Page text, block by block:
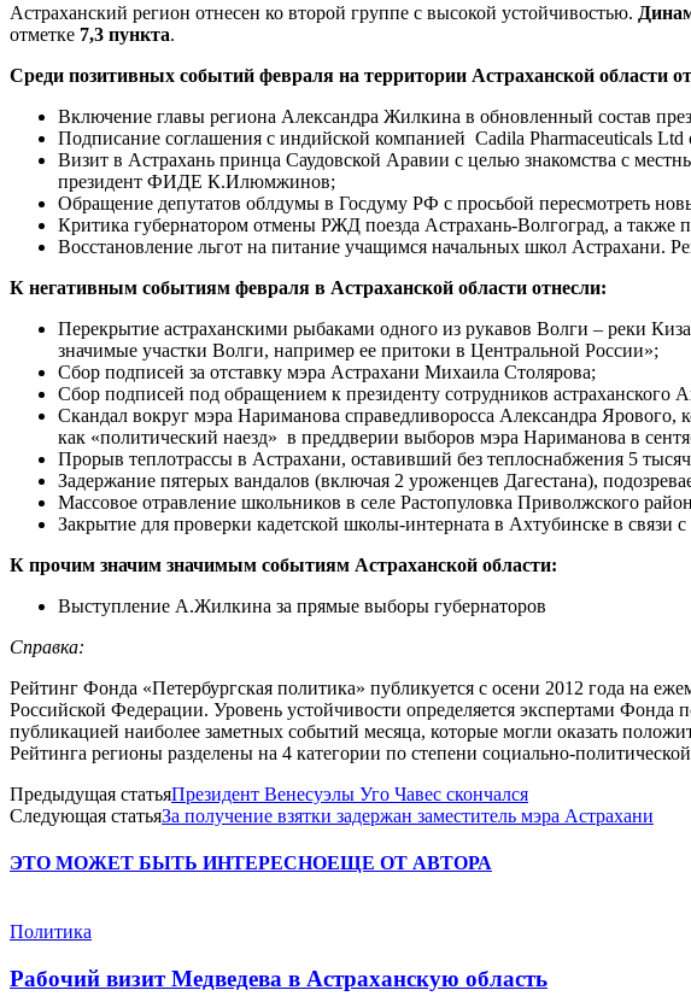
Астраханский регион отнесен ко второй группе с высокой устойчивостью.
отметке 7,3 пункта.
Среди позитивных событий февраля на территории Астраханской области
Включение главы региона Александра Жилкина в обновленный состав
Подписание соглашения с индийской компанией Cadila Pharmaceuticals Ltd
Визит в Астрахань принца Саудовской Аравии с целью знакомства с
президент ФИДЕ К.Илюмжинов;
Обращение депутатов облдумы в Госдуму РФ с просьбой пересмотреть
Критика губернатором отмены РЖД поезда Астрахань-Волгоград, а
Восстановление льгот на питание учащимся начальных школ Астрахани.
К негативным событиям февраля в Астраханской области отнесли:
Перекрытие астраханскими рыбаками одного из рукавов Волги – реки
значимые участки Волги, например ее притоки в Центральной России»;
Сбор подписей за отставку мэра Астрахани Михаила Столярова;
Сбор подписей под обращением к президенту сотрудников астраханского
Скандал вокруг мэра Нариманова справедливоросса Александра
как «политический наезд» в преддверии выборов мэра Нариманова в
Прорыв теплотрассы в Астрахани, оставивший без теплоснабжения 5
Задержание пятерых вандалов (включая 2 уроженцев Дагестана),
Массовое отравление школьников в селе Растопуловка Приволжского
Закрытие для проверки кадетской школы-интерната в Ахтубинске в связи
К прочим значим значимым событиям Астраханской области:
Выступление А.Жилкина за прямые выборы губернаторов
Справка:
Рейтинг Фонда «Петербургская политика» публикуется с осени 2012 года на
Российской Федерации. Уровень устойчивости определяется экспертами
публикацией наиболее заметных событий месяца, которые могли оказать
Рейтинга регионы разделены на 4 категории по степени социально-
Предыдущая статьяПрезидент Венесуэлы Уго Чавес скончался
Следующая статьяЗа получение взятки задержан заместитель мэра Астрахани
ЭТО МОЖЕТ БЫТЬ ИНТЕРЕСНОЕЩЕ ОТ АВТОРА
Политика
Рабочий визит Медведева в Астраханскую область